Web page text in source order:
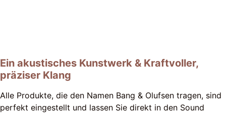
Ein akustisches Kunstwerk & Kraftvoller,
präziser Klang
Alle Produkte, die den Namen Bang & Olufsen tragen, sind
perfekt eingestellt und lassen Sie direkt in den Sound